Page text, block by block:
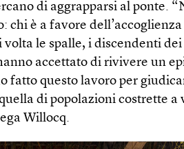
di aggrapparsi al ponte.
chi è a favore dell’accoglienza
le spalle, i discendenti
accettato di rivivere un
fatto questo lavoro per
di popolazioni costrette a
Willocq.